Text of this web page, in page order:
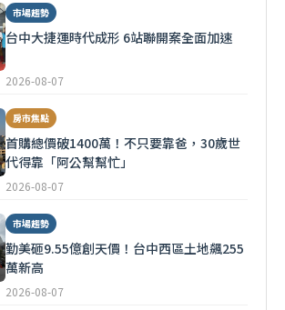
市場趨勢
台中大捷運時代成形 6站聯開案全面加速
2026-08-07
房市焦點
首購總價破1400萬！不只要靠爸，30歲世
代得靠「阿公幫幫忙」
2026-08-07
市場趨勢
勤美砸9.55億創天價！台中西區土地飆255
萬新高
2026-08-07